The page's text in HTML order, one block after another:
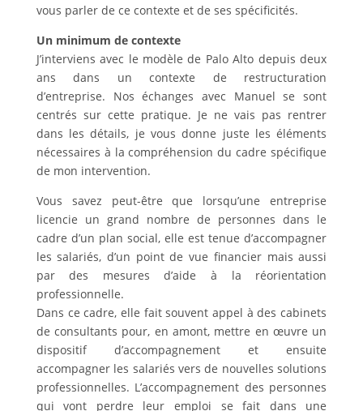
vous parler de ce contexte et de ses spécificités.
Un minimum de contexte
J’interviens avec le modèle de Palo Alto depuis deux
ans dans un contexte de restructuration
d’entreprise. Nos échanges avec Manuel se sont
centrés sur cette pratique. Je ne vais pas rentrer
dans les détails, je vous donne juste les éléments
nécessaires à la compréhension du cadre spécifique
de mon intervention.
Vous savez peut-être que lorsqu’une entreprise
licencie un grand nombre de personnes dans le
cadre d’un plan social, elle est tenue d’accompagner
les salariés, d’un point de vue financier mais aussi
par des mesures d’aide à la réorientation
professionnelle.
Dans ce cadre, elle fait souvent appel à des cabinets
de consultants pour, en amont, mettre en œuvre un
dispositif d’accompagnement et ensuite
accompagner les salariés vers de nouvelles solutions
professionnelles. L’accompagnement des personnes
qui vont perdre leur emploi se fait dans une